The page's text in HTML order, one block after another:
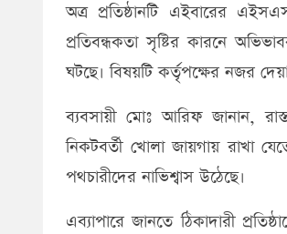
অত্র প্রতিষ্ঠানটি এইবারের
প্রতিবন্ধকতা সৃষ্টির কারনে
ঘটছে। বিষয়টি কর্তৃপক্ষের নজর
ব্যবসায়ী মোঃ আরিফ জানান,
নিকটবর্তী খোলা জায়গায় রাখা
পথচারীদের নাভিশ্বাস উঠেছে।
এব্যাপারে জানতে ঠিকাদারী